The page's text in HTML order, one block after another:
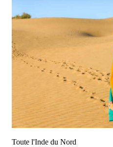
Toute l'Inde du Nord